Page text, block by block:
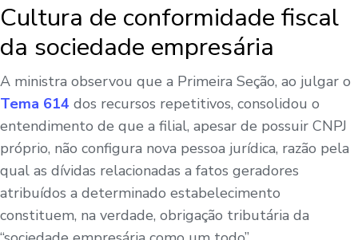
Cultura de conformidade fiscal
da sociedade empresária
A ministra observou que a Primeira Seção, ao julgar o
Tema 614 dos recursos repetitivos, consolidou o
entendimento de que a filial, apesar de possuir CNPJ
próprio, não configura nova pessoa jurídica, razão pela
qual as dívidas relacionadas a fatos geradores
atribuídos a determinado estabelecimento
constituem, na verdade, obrigação tributária da